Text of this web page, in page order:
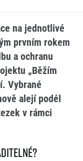
na jednotlivé
prvním rokem
a ochranu
„Běžím
Vybrané
alejí podél
v rámci